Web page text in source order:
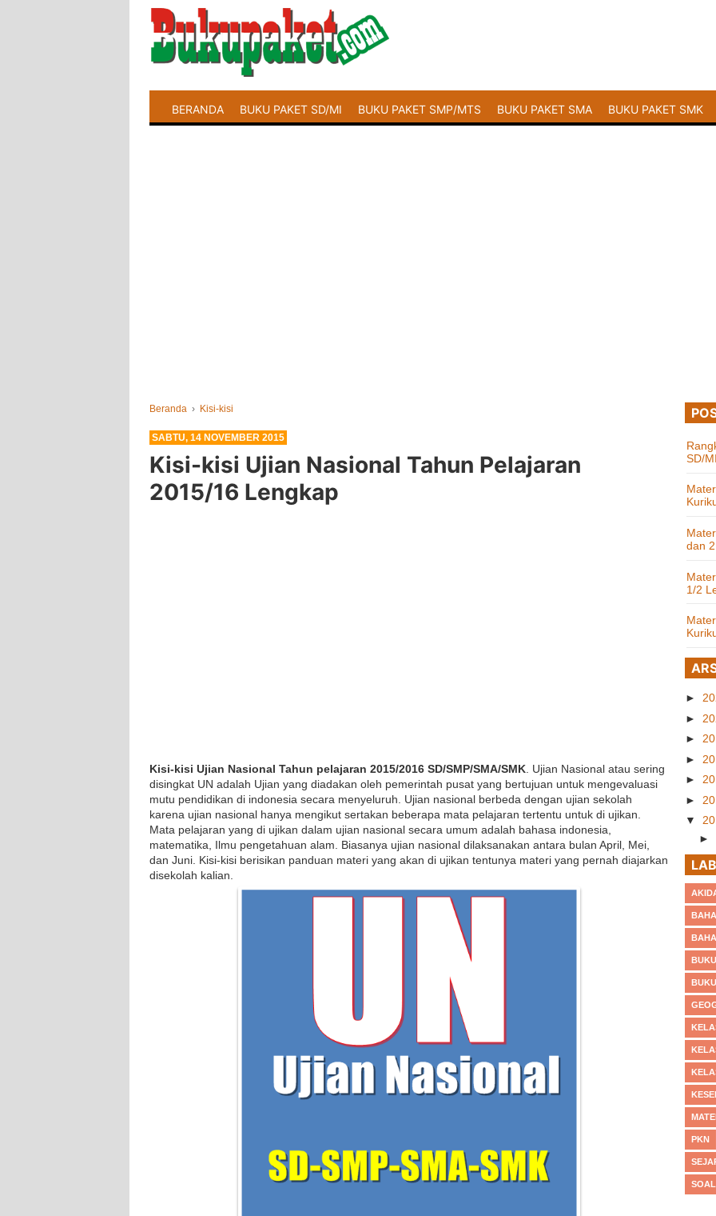
BERANDA BUKU PAKET SD/MI BUKU PAKET SMP/MTS BUKU PAKET SMA BUKU PAKET SMK
Beranda › Kisi-kisi
SABTU, 14 NOVEMBER 2015
Kisi-kisi Ujian Nasional Tahun Pelajaran
2015/16 Lengkap
Kisi-kisi Ujian Nasional Tahun pelajaran 2015/2016 SD/SMP/SMA/SMK . Ujian Nasional atau sering
disingkat UN adalah Ujian yang diadakan oleh pemerintah pusat yang bertujuan untuk mengevaluasi
mutu pendidikan di indonesia secara menyeluruh. Ujian nasional berbeda dengan ujian sekolah
karena ujian nasional hanya mengikut sertakan beberapa mata pelajaran tertentu untuk di ujikan.
Mata pelajaran yang di ujikan dalam ujian nasional secara umum adalah bahasa indonesia,
matematika, Ilmu pengetahuan alam. Biasanya ujian nasional dilaksanakan antara bulan April, Mei,
dan Juni. Kisi-kisi berisikan panduan materi yang akan di ujikan tentunya materi yang pernah diajarkan
disekolah kalian.
SD/
dan
1/2
►
►
►
►
►
►
▼
►
▼
PKN